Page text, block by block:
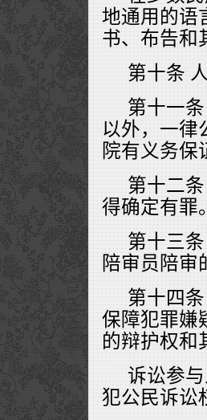
地通用的语
书、布告和
第十条
第十一
以外，一律
院有义务保
第十二
得确定有罪
第十三
陪审员陪审
第十四
保障犯罪嫌
的辩护权和
诉讼参
犯公民诉讼